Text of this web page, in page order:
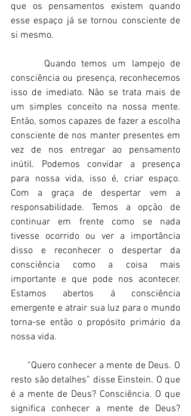
que os pensamentos existem quando
esse espaço já se tornou consciente de
si mesmo.
Quando temos um lampejo de
consciência ou presença, reconhecemos
isso de imediato. Não se trata mais de
um simples conceito na nossa mente.
Então, somos capazes de fazer a escolha
consciente de nos manter presentes em
vez de nos entregar ao pensamento
inútil. Podemos convidar a presença
para nossa vida, isso é, criar espaço.
Com a graça de despertar vem a
responsabilidade. Temos a opção de
continuar em frente como se nada
tivesse ocorrido ou ver a importância
disso e reconhecer o despertar da
consciência como a coisa mais
importante e que pode nos acontecer.
Estamos abertos á consciência
emergente e atrair sua luz para o mundo
torna-se então o propósito primário da
nossa vida.
“Quero conhecer a mente de Deus. O
resto são detalhes” disse Einstein. O que
é a mente de Deus? Consciência. O que
significa conhecer a mente de Deus?